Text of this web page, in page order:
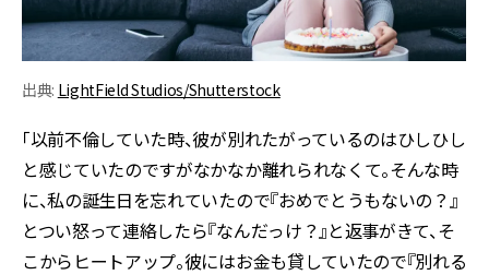
出典: LightField Studios/Shutterstock
「以前不倫していた時、彼が別れたがっているのはひしひし
と感じていたのですがなかなか離れられなくて。そんな時
に、私の誕生日を忘れていたので『おめでとうもないの？』
とつい怒って連絡したら『なんだっけ？』と返事がきて、そ
こからヒートアップ。彼にはお金も貸していたので『別れる